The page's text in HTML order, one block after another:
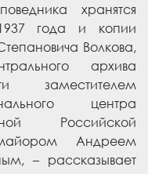
хранятся
года и копии
Волкова,
архива
заместителем
центра
Российской
Андреем
– рассказывает